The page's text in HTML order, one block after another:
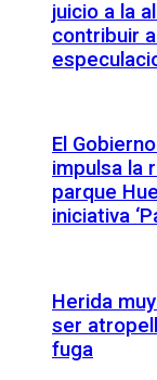
juicio a la
contribuir
El
impulsa la
parque
iniciativa
Herida
ser
fuga